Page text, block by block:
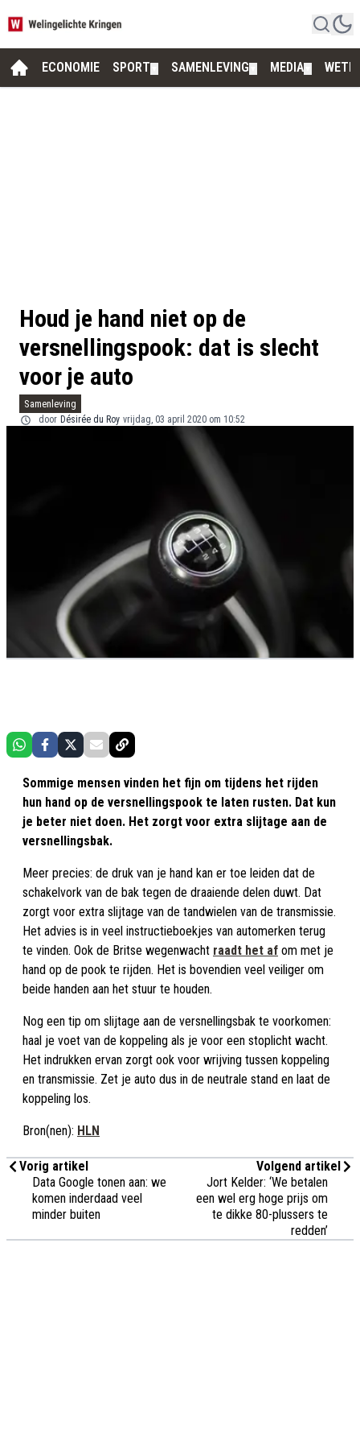
ECONOMIE SPORT SAMENLEVING MEDIA
Houd je hand niet op de
versnellingspook: dat is slecht
voor je auto
Samenleving
door Désirée du Roy vrijdag, 03 april 2020 om 10:52
Sommige mensen vinden het fijn om tijdens het rijden
hun hand op de versnellingspook te laten rusten. Dat kun
je beter niet doen. Het zorgt voor extra slijtage aan de
versnellingsbak.
Meer precies: de druk van je hand kan er toe leiden dat de
schakelvork van de bak tegen de draaiende delen duwt. Dat
zorgt voor extra slijtage van de tandwielen van de transmissie.
Het advies is in veel instructieboekjes van automerken terug
te vinden. Ook de Britse wegenwacht raadt het af om met je
hand op de pook te rijden. Het is bovendien veel veiliger om
beide handen aan het stuur te houden.
Nog een tip om slijtage aan de versnellingsbak te voorkomen:
haal je voet van de koppeling als je voor een stoplicht wacht.
Het indrukken ervan zorgt ook voor wrijving tussen koppeling
en transmissie. Zet je auto dus in de neutrale stand en laat de
koppeling los.
Bron(nen): HLN
Vorig artikel
Data Google tonen aan: we
komen inderdaad veel
minder buiten
Volgend artikel
Jort Kelder: ‘We betalen
een wel erg hoge prijs om
te dikke 80-plussers te
redden’